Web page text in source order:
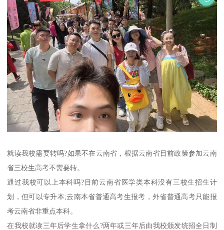
就读我校需要转吗?如果不在云南省，根据云南省目前政策参加云南
省三校生高考不需要转。
通过我校可以上本科吗?目前云南省医学类本科没有三校生招生计
划，但可以专升本;云南本省普通高考生报考，外省普通高考只能报
考云南省非重点本科。
在我校就读三年后学生拿什么?两年或三年后由我校颁发统招全日制